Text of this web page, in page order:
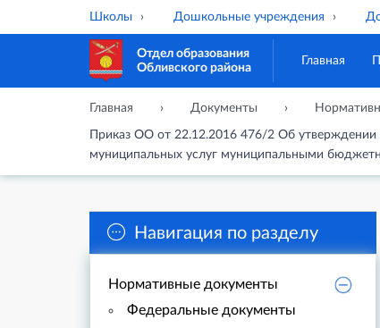
Школы Дошкольные учреждения
Отдел образования
Обливского района
Главная
Главная Документы
Приказ ОО от 22.12.2016 476/2 Об
муниципальных услуг муниципальными
Навигация по разделу
Нормативные документы
Федеральные документы